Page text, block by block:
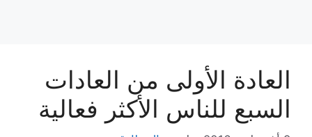
العادة الأولى من العادات
السبع للناس الأكثر فعالية